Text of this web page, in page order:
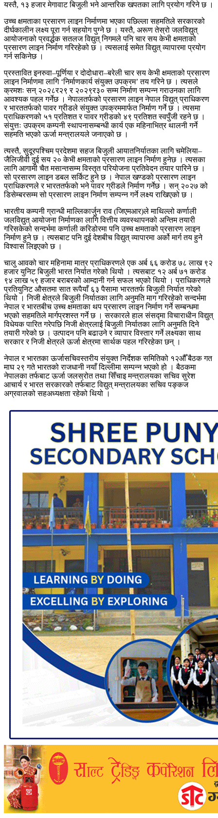
यस्तै, १३ हजार मेगावाट बिजुली भने आन्तरिक खपतका लागि प्रयोग गरिने छ ।
उच्च क्षमताका प्रसारण लाइन निर्माणमा भएका पछिल्ला सहमतिले सरकारको
दीर्घकालीन लक्ष्य पूरा गर्न सहयोग पुग्ने छ । यस्तै, अरूण तेस्रो जलविद्युत्
आयोजनाको प्रवर्द्धक सतलज विद्युत् निगमले पनि चार सय केभी क्षमताको
प्रसारण लाइन निर्माण गरिरहेको छ । त्यसलाई समेत विद्युत् व्यापारमा प्रयोग
गर्न सकिनेछ ।
प्रस्तावित इनरुवा–पूर्णिया र दोदोधारा–बरेली चार सय केभी क्षमताको प्रसारण
लाइन निर्माणमा लागि ‘निर्माणकार्य संयुक्त उपक्रम’ तय गरिने छ । त्यसले
क्रमशः सन् २०२८र२९ र २०२९र३० सम्म निर्माण सम्पन्न गराउनका लागि
आवश्यक पहल गर्नेछ । नेपालतर्फको प्रसारण लाइन नेपाल विद्युत् प्राधिकरण
र भारततर्फको पावर ग्रीडले संयुक्त उपक्रममार्फत निर्माण गर्ने छ । त्यसमा
प्राधिकरणको ५१ प्रतिशत र पावर ग्रीडको ४९ प्रतिशत स्वपुँजी रहने छ ।
संयुत्तः उपक्रम कम्पनी स्थापनासम्बन्धी कार्य एक महिनाभित्र थालनी गर्ने
सहमति भएको ऊर्जा मन्त्रालयले जनाएको छ ।
त्यस्तै, सुदूरपश्चिम प्रदेशमा सहज बिजुली आयातनिर्यातका लागि चमेलिया–
जैलिजीवी दुई सय २० केभी क्षमताको प्रसारण लाइन निर्माण हुनेछ । त्यसका
लागि आगामी चैत मसान्तसम्म विस्तृत परियोजना प्रतिवेदन तयार पारिने छ ।
सो प्रसारण लाइन डबल सर्किट हुने छ । नेपाल खण्डको प्रसारण लाइन
प्राधिकरणले र भारततर्फको भने पावर ग्रीडले निर्माण गर्नेछ । सन् २०२७ को
डिसेम्बरसम्म सो प्रसारण लाइन निर्माण सम्पन्न गर्ने लक्ष्य राखिएको छ ।
भारतीय कम्पनी ग्रान्धी माल्लिकार्जुन राव (जिएमआर)ले माथिल्लो कर्णाली
जलविद्युत् आयोजना निर्माणका लागि वित्तीय व्यवस्थापनको अन्तिम तयारी
गरिसकेको सन्दर्भमा कर्णाली करिडोरमा पनि उच्च क्षमताको प्रसारण लाइन
निर्माण हुने छ । त्यसबाट पनि दुई देशबीच विद्युत् व्यापारमा अर्को मार्ग तय हुने
विश्वास लिइएको छ ।
चालु आवको चार महिनामा मात्र प्राधिकरणले एक अर्ब ६६ करोड ७८ लाख ९२
हजार युनिट बिजुली भारत निर्यात गरेको थियो । त्यसबाट १२ अर्ब ७१ करोड
९४ लाख ५९ हजार बराबरको आम्दानी गर्न सफल भएको थियो । प्राधिकरणले
प्रतियुनिट औसतमा सात रूपैयाँ ६३ पैसामा भारततर्फ बिजुली निर्यात गरेको
थियो । निजी क्षेत्रले बिजुली निर्यातका लागि अनुमति माग गरिरहेको सन्दर्भमा
नेपाल र भारतबीच उच्च क्षमताका थप प्रसारण लाइन निर्माण गर्ने सम्बन्धमा
भएको सहमतिले मार्गप्रशस्त गर्ने छ । सरकारले हाल संसद्मा विचाराधीन विद्युत्
विधेयक पारित गरेपछि निजी क्षेत्रलाई बिजुली निर्यातका लागि अनुमति दिने
तयारी गरेको छ । उत्पादन पनि बढाउने र व्यापार विस्तार गर्ने लक्ष्यका साथ
सरकार र निजी क्षेत्रले ऊर्जा क्षेत्रमा सार्थक पहल गरिरहेका छन् ।
नेपाल र भारतका ऊर्जासचिवस्तरीय संयुक्त निर्देशक समितिको १२औँ बैठक गत
माघ २९ गते भारतको राजधानी नयाँ दिल्लीमा सम्पन्न भएको हो । बैठकमा
नेपालका तर्फबाट ऊर्जा जलस्रोत तथा सिँचाइ मन्त्रालयका सचिव सुरेश
आचार्य र भारत सरकारको तर्फबाट विद्युत् मन्त्रालयका सचिव पङ्कज
अग्रवालको सहअध्यक्षता रहेको थियो ।